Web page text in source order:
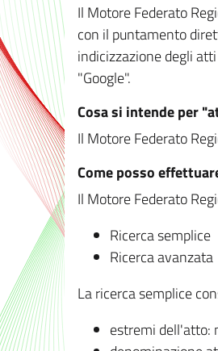
Il Motore Federato
con il puntamento
indicizzazione degli
"Google".
Cosa si intende per
Il Motore Federato
Come posso
Il Motore Federato
Ricerca semplice
Ricerca avanzata
La ricerca semplice
estremi dell'atto: